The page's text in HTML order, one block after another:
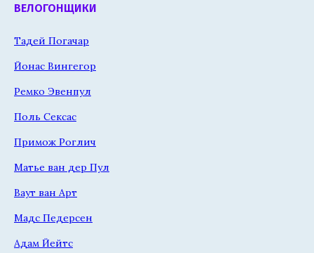
ВЕЛОГОНЩИКИ
Тадей Погачар
Йонас Вингегор
Ремко Эвенпул
Поль Сексас
Примож Роглич
Матье ван дер Пул
Ваут ван Арт
Мадс Педерсен
Адам Йейтс